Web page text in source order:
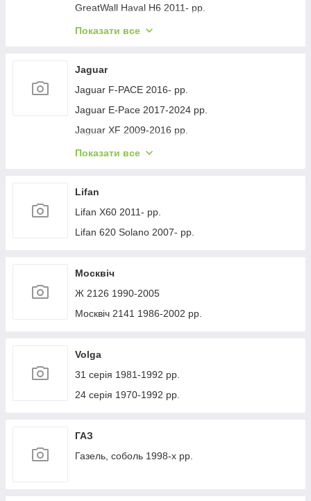
Geely MK 2006-2014 рр.
Geely MK Cross 2010-2016 рр.
GreatWall Haval H6 2011- рр.
GreatWall Haval F7 2018-2024 рр.
Показати все
Jaguar
Jaguar F-PACE 2016- рр.
Jaguar E-Pace 2017-2024 рр.
Jaguar XF 2009-2016 рр.
Jaguar XF 2016- рр.
Jaguar XJ 2010-хв.
Показати все
Lifan
Lifan X60 2011- рр.
Lifan 620 Solano 2007- рр.
Москвіч
Ж 2126 1990-2005
Москвіч 2141 1986-2002 рр.
Volga
31 серія 1981-1992 рр.
24 серія 1970-1992 рр.
ГАЗ
Газель, соболь 1998-х рр.